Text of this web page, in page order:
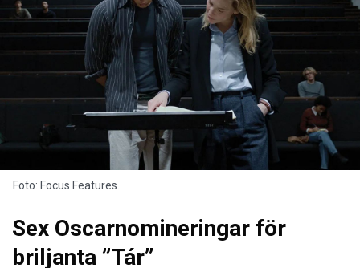
Foto: Focus Features.
Sex Oscarnomineringar för
briljanta ”Tár”